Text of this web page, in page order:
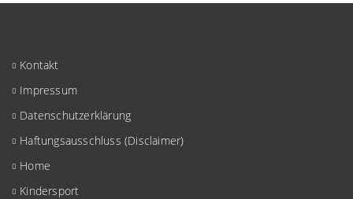
Kontakt
Impressum
Datenschutzerklärung
Haftungsausschluss (Disclaimer)
Home
Kindersport